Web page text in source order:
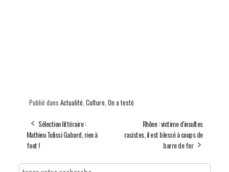
Publié dans Actualité Culture On a testé
Sélection littéraire :
Mathieu Tulissi Gabard, rien à
foot !
Rhône : victime d'insultes
racistes, il est blessé à coups de
barre de fer